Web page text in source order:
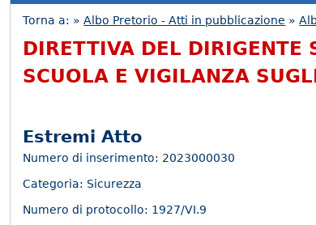
Tu sei qui
Torna a: »Albo Pretorio - Atti in pubblicazione »
DIRETTIVA DEL DIRIGENTE
SCUOLA E VIGILANZA
Estremi Atto
Numero di inserimento: 2023000030
Categoria: Sicurezza
Numero di protocollo: 1927/VI.9